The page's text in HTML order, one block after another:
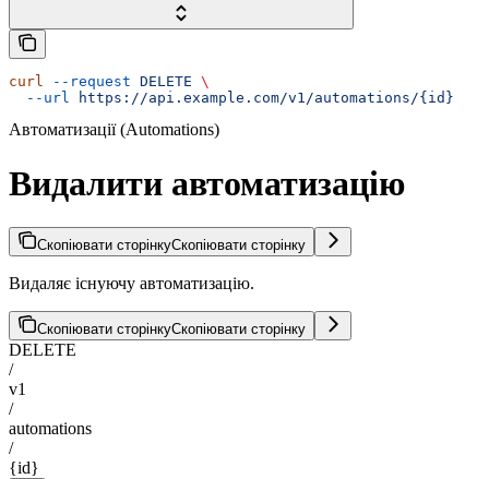
curl --request DELETE \
  --url
https://api.example.com/v1/automations/{id}
Автоматизації (Automations)
Видалити автоматизацію
Скопіювати сторінкуСкопіювати сторінку
Видаляє існуючу автоматизацію.
Скопіювати сторінкуСкопіювати сторінку
DELETE
/
v1
/
automations
/
{id}